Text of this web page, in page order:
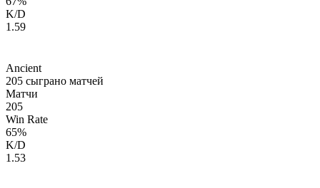
K/D
1.59
Ancient
205 сыграно матчей
Матчи
205
Win Rate
65%
K/D
1.53